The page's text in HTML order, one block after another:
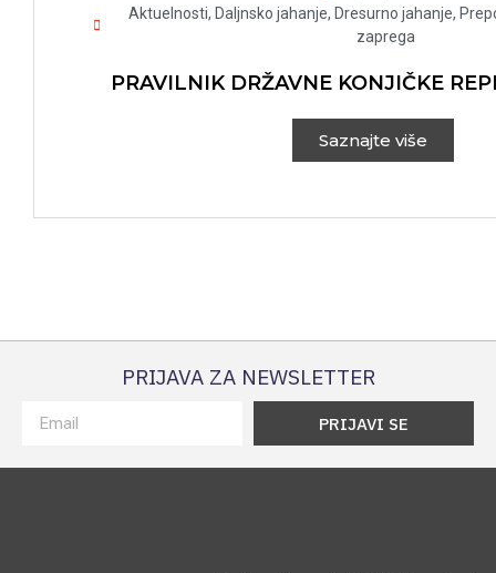
Aktuelnosti, Daljnsko jahanje, Dresurno jahanje,
zaprega
PRAVILNIK DRŽAVNE KONJIČKE
Saznajte više
PRIJAVA ZA NEWSLETTER
PRIJAVI SE